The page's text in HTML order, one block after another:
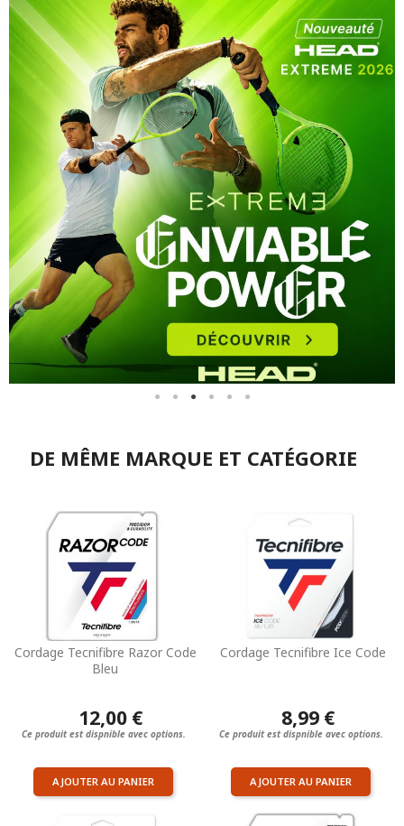
DE MÊME MARQUE ET CATÉGORIE
Cordage Tecnifibre Razor Code
Bleu
12,00 €
Ce produit est dispnible avec options.
AJOUTER AU PANIER
Cordage Tecnifibre Ice Code
8,99 €
Ce produit est dispnible avec options.
AJOUTER AU PANIER